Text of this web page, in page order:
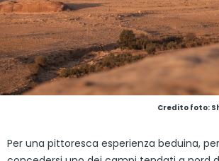
Credito foto:
Per una pittoresca esperienza beduina,